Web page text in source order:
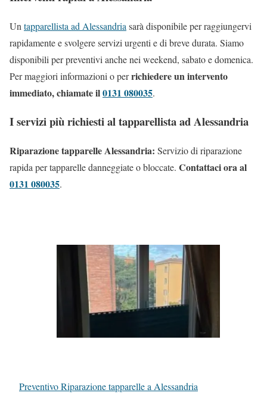
Un tapparellista ad Alessandria sarà disponibile per raggiungervi
rapidamente e svolgere servizi urgenti e di breve durata. Siamo
disponibili per preventivi anche nei weekend, sabato e domenica.
Per maggiori informazioni o perrichiedere un intervento
immediato, chiamate il0131 080035.
I servizi più richiesti al tapparellista ad Alessandria
Riparazione tapparelle Alessandria: Servizio di riparazione
rapida per tapparelle danneggiate o bloccate. Contattaci ora al
0131 080035.
Preventivo Riparazione tapparelle a Alessandria